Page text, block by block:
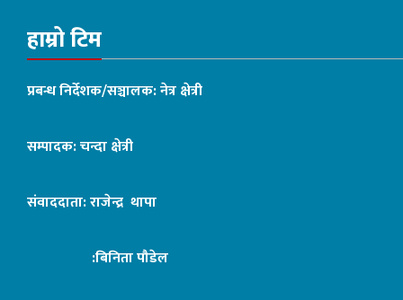
हाम्रो टिम
प्रबन्ध निर्देशक/सञ्चालक: नेत्र क्षेत्री
सम्पादक: चन्दा क्षेत्री
संवाददाता: राजेन्द्र थापा
:बिनिता पौडेल